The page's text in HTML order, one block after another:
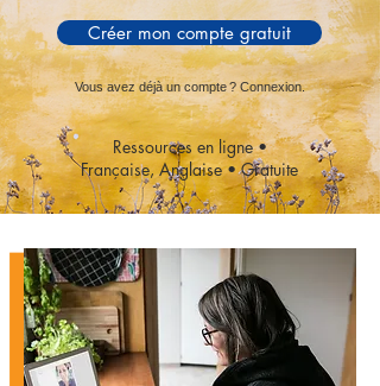
Créer mon compte gratuit
Vous avez déjà un compte ? Connexion.
Ressources en ligne •
Française, Anglaise • Gratuite